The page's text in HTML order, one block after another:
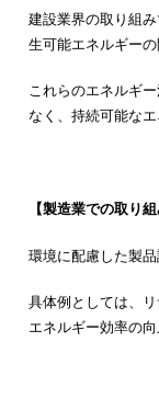
建設業界の取り組
生可能エネルギーの
これらのエネルギ
なく、持続可能なエ
【製造業での取り組
環境に配慮した製
具体例としては、
エネルギー効率の向